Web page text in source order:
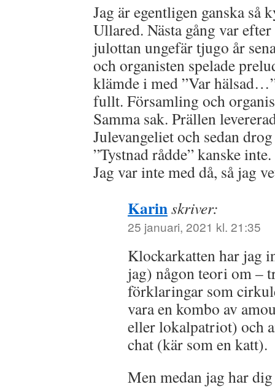
Jag är egentligen ganska så
Ullared. Nästa gång var
julottan ungefär tjugo år
och organisten spelade
klämde i med ”Var
fullt. Församling och
Samma sak. Prällen
Julevangeliet och sedan
”Tystnad rådde” kanske
Jag var inte med då, så jag
Karinskriver:
25 januari, 2021 kl. 21:35
Klockarkatten har jag
jag) någon teori om –
förklaringar som
vara en kombo av
eller lokalpatriot) och
chat (kär som en katt).
Men medan jag har